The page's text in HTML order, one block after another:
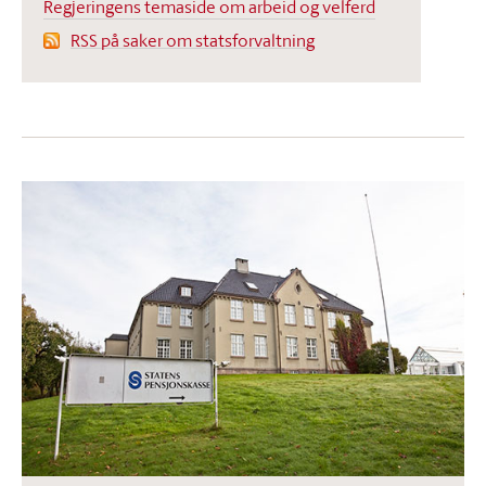
Regjeringens temaside om arbeid og velferd
RSS på saker om statsforvaltning